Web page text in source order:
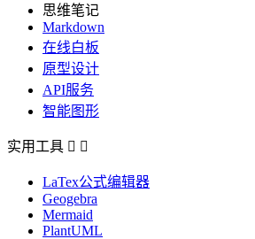
思维笔记
Markdown
在线白板
原型设计
API服务
智能图形
实用工具  
LaTex公式编辑器
Geogebra
Mermaid
PlantUML